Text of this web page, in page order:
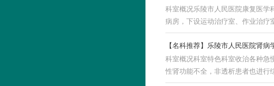
科室概况乐陵市人民医院康复医学
病房，下设运动治疗室、作业治疗
【名科推荐】乐陵市人民医院肾病
科室概况科室特色科室收治各种急
性肾功能不全，非透析患者也进行